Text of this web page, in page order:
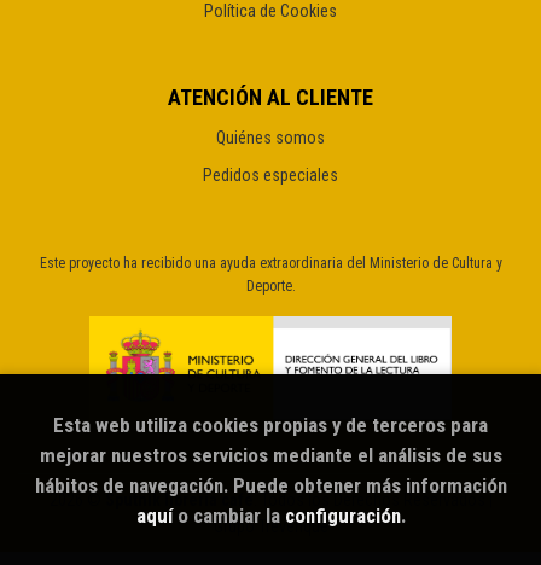
Política de Cookies
ATENCIÓN AL CLIENTE
Quiénes somos
Pedidos especiales
Este proyecto ha recibido una ayuda extraordinaria del Ministerio de Cultura y
Deporte.
2026 © Sputnik librería café. Todos los Derechos Reservados |
Grupo Trevenque
Esta web utiliza cookies propias y de terceros para
mejorar nuestros servicios mediante el análisis de sus
hábitos de navegación. Puede obtener más información
aquío cambiar la configuración.